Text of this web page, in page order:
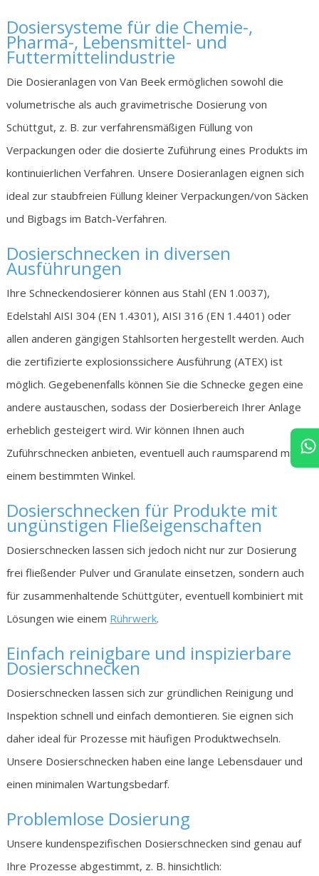
Dosiersysteme für die Chemie-,
Pharma-, Lebensmittel- und
Futtermittelindustrie
Die Dosieranlagen von Van Beek ermöglichen sowohl die
volumetrische als auch gravimetrische Dosierung von
Schüttgut, z. B. zur verfahrensmäßigen Füllung von
Verpackungen oder die dosierte Zuführung eines Produkts im
kontinuierlichen Verfahren. Unsere Dosieranlagen eignen sich
ideal zur staubfreien Füllung kleiner Verpackungen/von Säcken
und Bigbags im Batch-Verfahren.
Dosierschnecken in diversen
Ausführungen
Ihre Schneckendosierer können aus Stahl (EN 1.0037),
Edelstahl AISI 304 (EN 1.4301), AISI 316 (EN 1.4401) oder
allen anderen gängigen Stahlsorten hergestellt werden. Auch
die zertifizierte explosionssichere Ausführung (ATEX) ist
möglich. Gegebenenfalls können Sie die Schnecke gegen eine
andere austauschen, sodass der Dosierbereich Ihrer Anlage
erheblich gesteigert wird. Wir können Ihnen auch
Zuführschnecken anbieten, eventuell auch raumsparend mit
einem bestimmten Winkel.
Dosierschnecken für Produkte mit
ungünstigen Fließeigenschaften
Dosierschnecken lassen sich jedoch nicht nur zur Dosierung
frei fließender Pulver und Granulate einsetzen, sondern auch
für zusammenhaltende Schüttgüter, eventuell kombiniert mit
Lösungen wie einem Rührwerk.
Einfach reinigbare und inspizierbare
Dosierschnecken
Dosierschnecken lassen sich zur gründlichen Reinigung und
Inspektion schnell und einfach demontieren. Sie eignen sich
daher ideal für Prozesse mit häufigen Produktwechseln.
Unsere Dosierschnecken haben eine lange Lebensdauer und
einen minimalen Wartungsbedarf.
Problemlose Dosierung
Unsere kundenspezifischen Dosierschnecken sind genau auf
Ihre Prozesse abgestimmt, z. B. hinsichtlich: